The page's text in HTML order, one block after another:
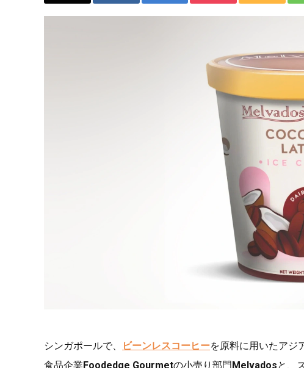
シンガポールで、 ビーンレスコーヒーを原料に用いたアジ
食品企業Foodedge Gourmetの小売り部門Melvadosと、